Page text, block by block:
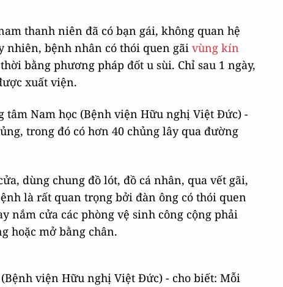
thanh niên đã có bạn gái, không quan hệ
nhiên, bệnh nhân có thói quen gãi vùng kín
bằng phương pháp đốt u sùi. Chỉ sau 1 ngày,
xuất viện.
tâm Nam học (Bệnh viện Hữu nghị Việt Đức) -
trong đó có hơn 40 chủng lây qua đường
dùng chung đồ lót, đồ cá nhân, qua vết gãi,
là rất quan trọng bởi đàn ông có thói quen
nắm cửa các phòng vệ sinh công cộng phải
hoặc mở bằng chân.
viện Hữu nghị Việt Đức) - cho biết: Mỗi